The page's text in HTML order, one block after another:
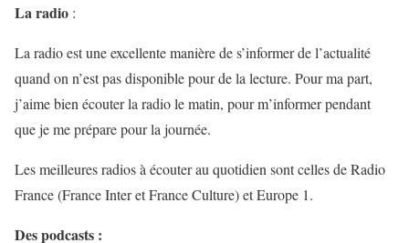
La radio :
La radio est une excellente manière de s’informer de l’actualité
quand on n’est pas disponible pour de la lecture. Pour ma part,
j’aime bien écouter la radio le matin, pour m’informer pendant
que je me prépare pour la journée.
Les meilleures radios à écouter au quotidien sont celles de Radio
France (France Inter et France Culture) et Europe 1.
Des podcasts :